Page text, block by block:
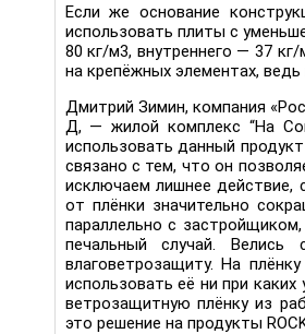
Если же основание
использовать плиты с
80 кг/м3, внутреннего — 37
на крепёжных элементах,
Дмитрий Зимин, компания
Д, — жилой комплекс “На
использовать данный
связано с тем, что он
исключаем лишнее действие,
от плёнки значительно
параллельно с
печальный случай.
влаговетрозащиту. На
использовать её ни при
ветрозащитную плёнку из
это решение на продукты